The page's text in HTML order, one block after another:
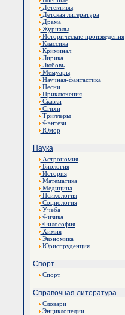
Детективы
Детская литература
Драма
Журналы
Исторические произведения
Классика
Криминал
Лирика
Любовь
Мемуары
Научная-фантастика
Песни
Приключения
Сказки
Стихи
Триллеры
Фэнтези
Юмор
Наука
Астрономия
Биология
История
Математика
Медицина
Психология
Социология
Учеба
Физика
Философия
Химия
Экономика
Юриспруденция
Спорт
Спорт
Справочная литература
Словари
Энциклопедии